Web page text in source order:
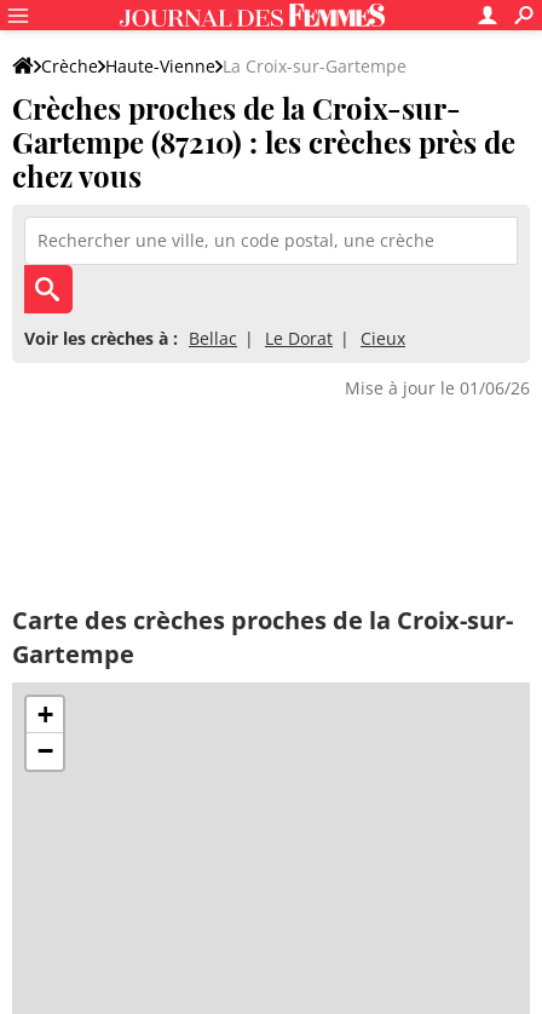
Crèche Haute-Vienne La Croix-sur-Gartempe
Crèches proches de la Croix-sur-
Gartempe (87210) : les crèches près de
chez vous
Voir les crèches à : Bellac Le Dorat Cieux
Mise à jour le 01/06/26
Carte des crèches proches de la Croix-sur-
Gartempe
+
−